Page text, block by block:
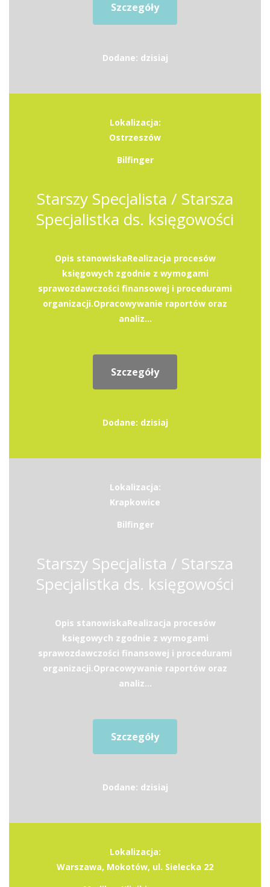
Szczegóły
Dodane: dzisiaj
Lokalizacja:
Ostrzeszów
Bilfinger
Starszy Specjalista / Starsza
Specjalistka ds. księgowości
Opis stanowiskaRealizacja procesów
księgowych zgodnie z wymogami
sprawozdawczości finansowej i procedurami
organizacji.Opracowywanie raportów oraz
analiz...
Szczegóły
Dodane: dzisiaj
Lokalizacja:
Krapkowice
Bilfinger
Starszy Specjalista / Starsza
Specjalistka ds. księgowości
Opis stanowiskaRealizacja procesów
księgowych zgodnie z wymogami
sprawozdawczości finansowej i procedurami
organizacji.Opracowywanie raportów oraz
analiz...
Szczegóły
Dodane: dzisiaj
Lokalizacja:
Warszawa, Mokotów, ul. Sielecka 22